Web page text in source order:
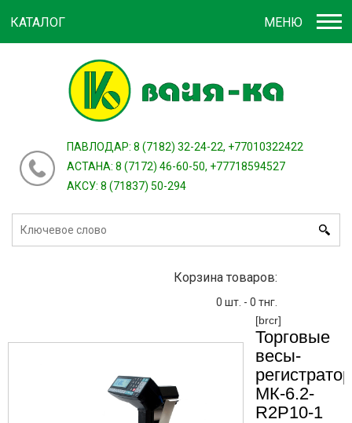
зарегистрироваться
ПАВЛОДАР: 8 (7182) 32-24-22, +77010322422
АСТАНА: 8 (7172) 46-60-50, +77718594527
АКСУ: 8 (71837) 50-294
Корзина товаров:
0 шт. - 0 тнг.
МЕНЮ
КАТАЛОГ
[brcr]
Торговые
весы-
МК-6.2-
R2P10-1